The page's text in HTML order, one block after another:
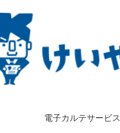
電子カルテサービス